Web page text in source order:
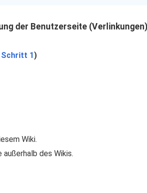
der Benutzerseite (Verlinkungen)
Schritt 1 )
Wiki.
des Wikis.